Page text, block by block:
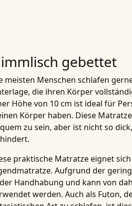
gebettet
meisten Menschen schlafen
die ihren Körper
Höhe von 10 cm ist ideal für
Körper haben. Diese
zu sein, aber ist nicht so
praktische Matratze eignet
. Aufgrund der
Handhabung und kann von
werden. Auch als Futon,